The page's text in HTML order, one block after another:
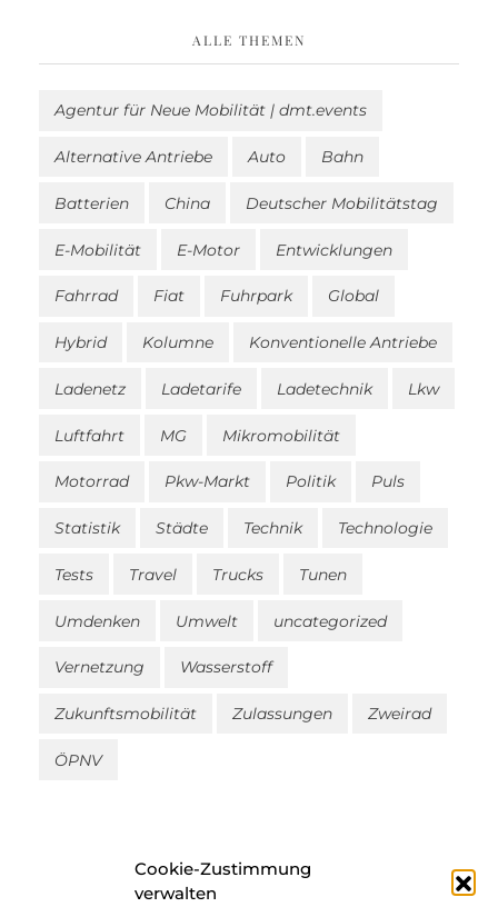
Cookie-Zustimmung
verwalten
ALLE THEMEN
Agentur für Neue Mobilität | dmt.events
Alternative Antriebe Auto Bahn
Batterien China Deutscher Mobilitätstag
E-Mobilität E-Motor Entwicklungen
Fahrrad Fiat Fuhrpark Global
Hybrid Kolumne Konventionelle Antriebe
Ladenetz Ladetarife Ladetechnik Lkw
Luftfahrt MG Mikromobilität
Motorrad Pkw-Markt Politik Puls
Statistik Städte Technik Technologie
Tests Travel Trucks Tunen
Umdenken Umwelt uncategorized
Vernetzung Wasserstoff
Zukunftsmobilität Zulassungen Zweirad
ÖPNV